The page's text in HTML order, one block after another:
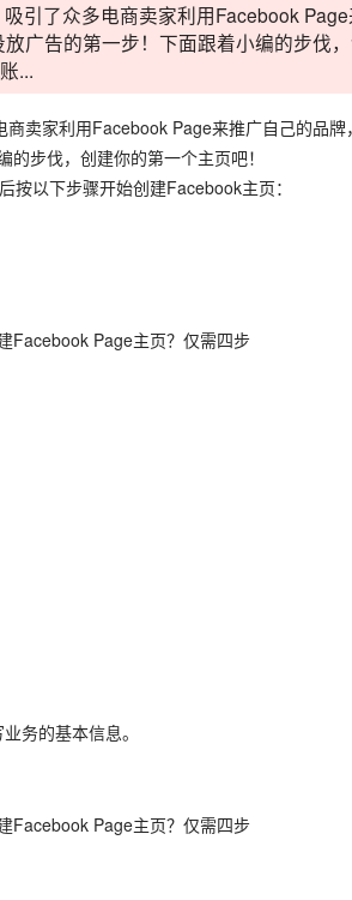
引了众多电商卖家利用Facebook
广告的第一步！下面跟着小编的步伐
...
卖家利用Facebook Page来推广自己的品
步伐，创建你的第一个主页吧！
以下步骤开始创建Facebook主页：
务的基本信息。